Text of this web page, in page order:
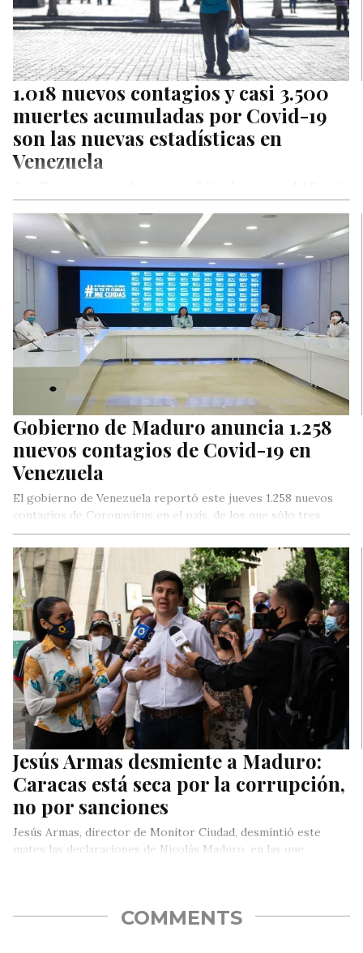
1.018 nuevos contagios y casi 3.500
muertes acumuladas por Covid-19
son las nuevas estadísticas en
Venezuela
19 y 1.018 contagios declarados por el gobierno de Nicolás…
Gobierno de Maduro anuncia 1.258
nuevos contagios de Covid-19 en
Venezuela
El gobierno de Venezuela reportó este jueves 1.258 nuevos
contagios de Coronavirus en el país, de los que sólo tres…
Jesús Armas desmiente a Maduro:
Caracas está seca por la corrupción,
no por sanciones
Jesús Armas, director de Monitor Ciudad, desmintió este
mates las declaraciones de Nicolás Maduro, en las que
COMMENTS